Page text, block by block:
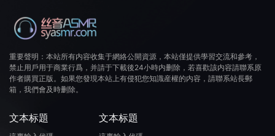
重要聲明：本站所有内容收集于網絡公開資源，本站僅提供學習交流和參考，
禁止用戶用于商業行爲，并請于下載後24小時内删除，若喜歡該内容請聯系原
作者購買正版。如果您發現本站上有侵犯您知識産權的内容，請聯系站長郵
箱，我們會及時删除。
文本标題 文本标題